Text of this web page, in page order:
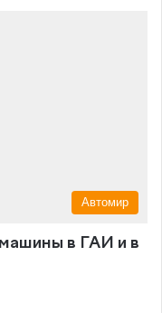
Автомир
в ГАИ и в